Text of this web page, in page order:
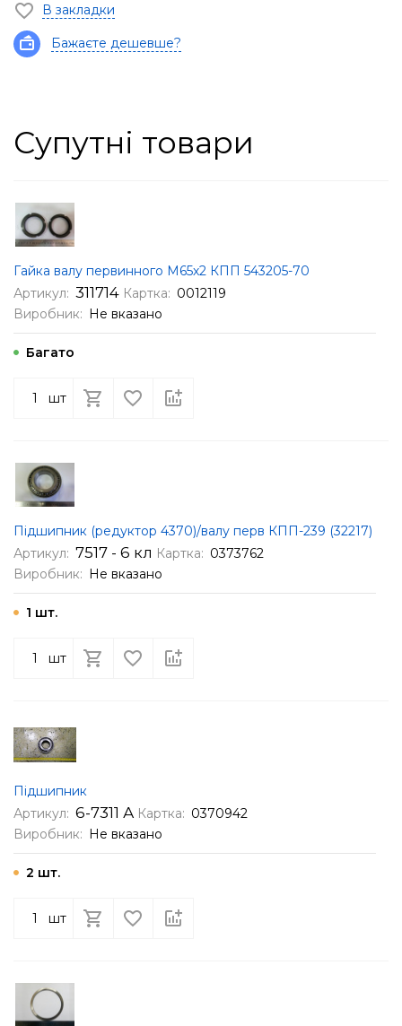
В закладки
Бажаєте дешевше?
Супутні товари
Гайка валу первинного М65х2 КПП 543205-70
Артикул: 311714 Картка: 0012119
Виробник: Не вказано
Багато
шт
Підшипник (редуктор 4370)/валу перв КПП-239 (32217)
Артикул: 7517 - 6 кл Картка: 0373762
Виробник: Не вказано
1 шт.
шт
Підшипник
Артикул: 6-7311 А Картка: 0370942
Виробник: Не вказано
2 шт.
шт